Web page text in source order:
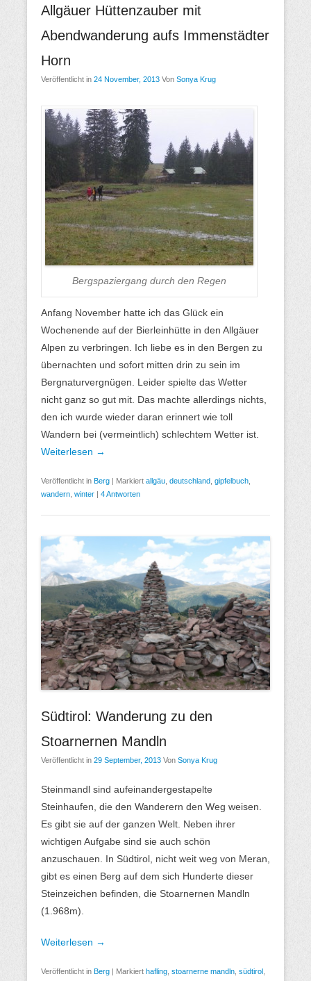
Allgäuer Hüttenzauber mit
Abendwanderung aufs Immenstädter
Horn
Veröffentlicht in 24 November, 2013 Von Sonya Krug
Bergspaziergang durch den Regen
Anfang November hatte ich das Glück ein
Wochenende auf der Bierleinhütte in den Allgäuer
Alpen zu verbringen. Ich liebe es in den Bergen zu
übernachten und sofort mitten drin zu sein im
Bergnaturvergnügen. Leider spielte das Wetter
nicht ganz so gut mit. Das machte allerdings nichts,
den ich wurde wieder daran erinnert wie toll
Wandern bei (vermeintlich) schlechtem Wetter ist.
Weiterlesen →
Veröffentlicht in Berg | Markiert allgäu deutschland gipfelbuch
wandern winter | 4 Antworten
Südtirol: Wanderung zu den
Stoarnernen Mandln
Veröffentlicht in 29 September, 2013 Von Sonya Krug
Steinmandl sind aufeinandergestapelte
Steinhaufen, die den Wanderern den Weg weisen.
Es gibt sie auf der ganzen Welt. Neben ihrer
wichtigen Aufgabe sind sie auch schön
anzuschauen. In Südtirol, nicht weit weg von Meran,
gibt es einen Berg auf dem sich Hunderte dieser
Steinzeichen befinden, die Stoarnernen Mandln
(1.968m).
Weiterlesen →
Veröffentlicht in Berg | Markiert hafling stoarnerne mandln südtirol